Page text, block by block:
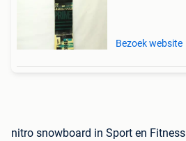
Bezoek website
nitro snowboard in Sport en Fitness